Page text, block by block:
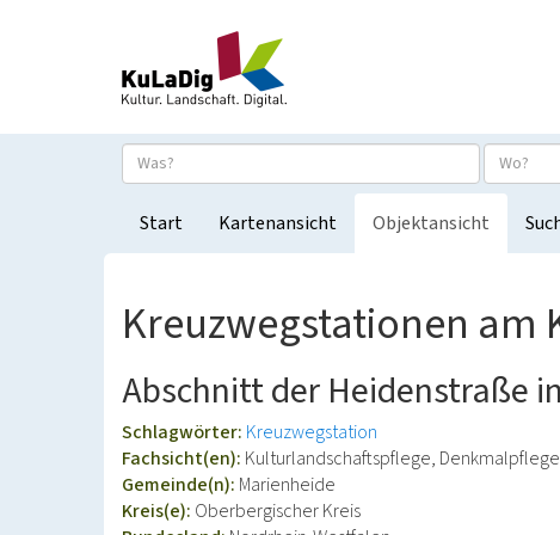
Start Kartenansicht Objektansicht
Kreuzwegstationen am
Abschnitt der Heidenstraße
Schlagwörter: Kreuzwegstation
Fachsicht(en): Kulturlandschaftspflege, Denkmalpflege
Gemeinde(n): Marienheide
Kreis(e): Oberbergischer Kreis